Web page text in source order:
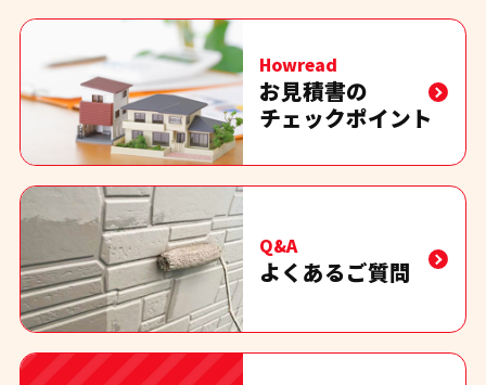
Howread
お見積書の
チェックポイント
Q&A
よくあるご質問